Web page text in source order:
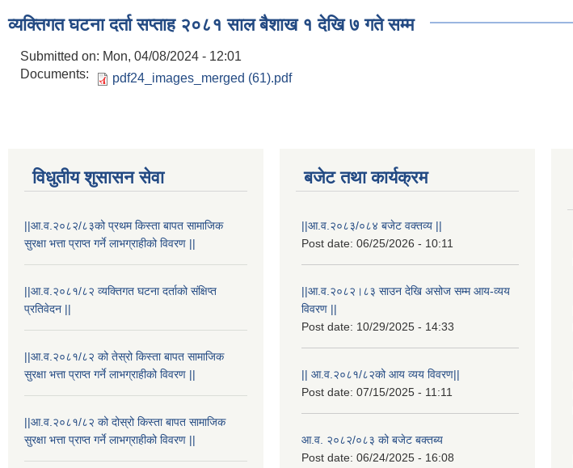
व्यक्तिगत घटना दर्ता सप्ताह २०८१ साल बैशाख १ देखि ७ गते सम्म
Submitted on: Mon, 04/08/2024 - 12:01
Documents:
pdf24_images_merged (61).pdf
विधुतीय शुसासन सेवा
||आ.व.२०८२/८३को प्रथम किस्ता बापत सामाजिक
सुरक्षा भत्ता प्राप्त गर्ने लाभग्राहीको विवरण ||
||आ.व.२०८१/८२ व्यक्तिगत घटना दर्ताको संक्षिप्त
प्रतिवेदन ||
||आ.व.२०८१/८२ को तेस्रो किस्ता बापत सामाजिक
सुरक्षा भत्ता प्राप्त गर्ने लाभग्राहीको विवरण ||
||आ.व.२०८१/८२ को दोस्रो किस्ता बापत सामाजिक
सुरक्षा भत्ता प्राप्त गर्ने लाभग्राहीको विवरण ||
बजेट तथा कार्यक्रम
||आ.व.२०८३/०८४ बजेट वक्तव्य ||
Post date: 06/25/2026 - 10:11
||आ.व.२०८२।८३ साउन देखि असोज सम्म आय-व्यय
विवरण ||
Post date: 10/29/2025 - 14:33
|| आ.व.२०८१/८२को आय व्यय विवरण||
Post date: 07/15/2025 - 11:11
आ.व. २०८२/०८३ को बजेट बक्तब्य
Post date: 06/24/2025 - 16:08